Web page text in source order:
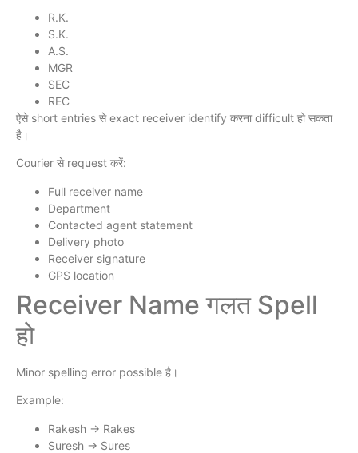
R.K.
S.K.
A.S.
MGR
SEC
REC
ऐसे short entries से exact receiver identify करना difficult हो सकता
है।
Courier से request करें:
Full receiver name
Department
Contacted agent statement
Delivery photo
Receiver signature
GPS location
Receiver Name गलत Spell
हो
Minor spelling error possible है।
Example:
Rakesh → Rakes
Suresh → Sures